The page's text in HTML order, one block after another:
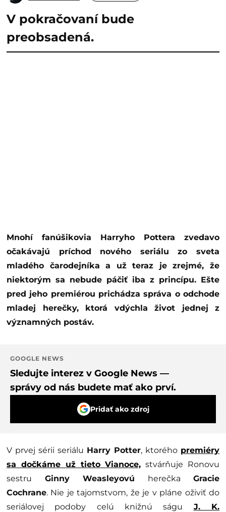
V pokračovaní bude
preobsadená.
Mnohí fanúšikovia Harryho Pottera zvedavo
očakávajú príchod nového seriálu zo sveta
mladého čarodejníka a už teraz je zrejmé, že
niektorým sa nebude páčiť iba z princípu. Ešte
pred jeho premiérou prichádza správa o odchode
mladej herečky, ktorá vdýchla život jednej z
významných postáv.
GOOGLE NEWS
Sledujte interez v Google News —
správy od nás budete mať ako prví.
Pridať ako zdroj
V prvej sérii seriálu Harry Potter, ktorého premiéry
sa dočkáme už tieto Vianoce, stvárňuje Ronovu
sestru Ginny Weasleyovú herečka Gracie
Cochrane. Nie je tajomstvom, že je v pláne oživiť do
seriálovej podoby celú knižnú ságu J. K.